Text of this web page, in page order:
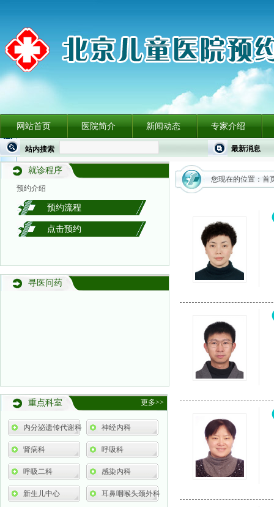
最新消息
站内搜索
网站首页 医院简介 新闻动态 专家介绍
就诊程序
重点科室 更多>>
预约介绍
预约流程
点击预约
寻医问药
内分泌遗传代谢科 神经内科
肾病科 呼吸科
呼吸二科 感染内科
新生儿中心 耳鼻咽喉头颈外科
您现在的位置： 首